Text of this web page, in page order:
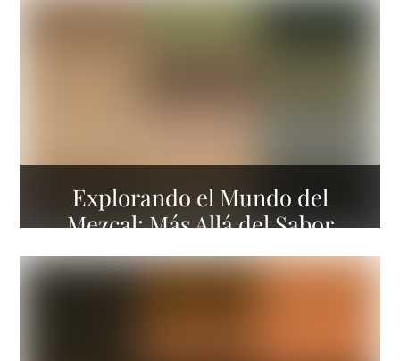
Explorando el Mundo del
Mezcal: Más Allá del Sabor